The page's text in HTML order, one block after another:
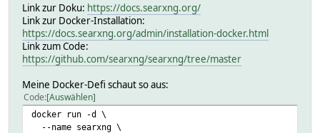
Link zur Doku: https://docs.searxng.org/
Link zur Docker-Installation:
https://docs.searxng.org/admin/installation-docker.html
Link zum Code:
https://github.com/searxng/searxng/tree/master
Meine Docker-Defi schaut so aus:
Code Auswählen
docker run -d \
--name searxng \